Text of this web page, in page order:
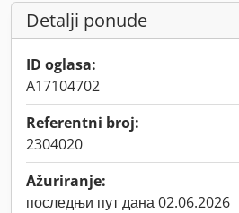
Detalji ponude
ID oglasa:
A17104702
Referentni broj:
2304020
Ažuriranje:
последњи пут дана 02.06.2026